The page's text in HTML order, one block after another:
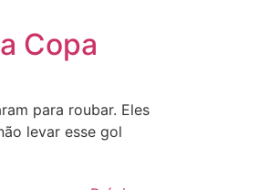
Copa
para roubar. Eles
levar esse gol